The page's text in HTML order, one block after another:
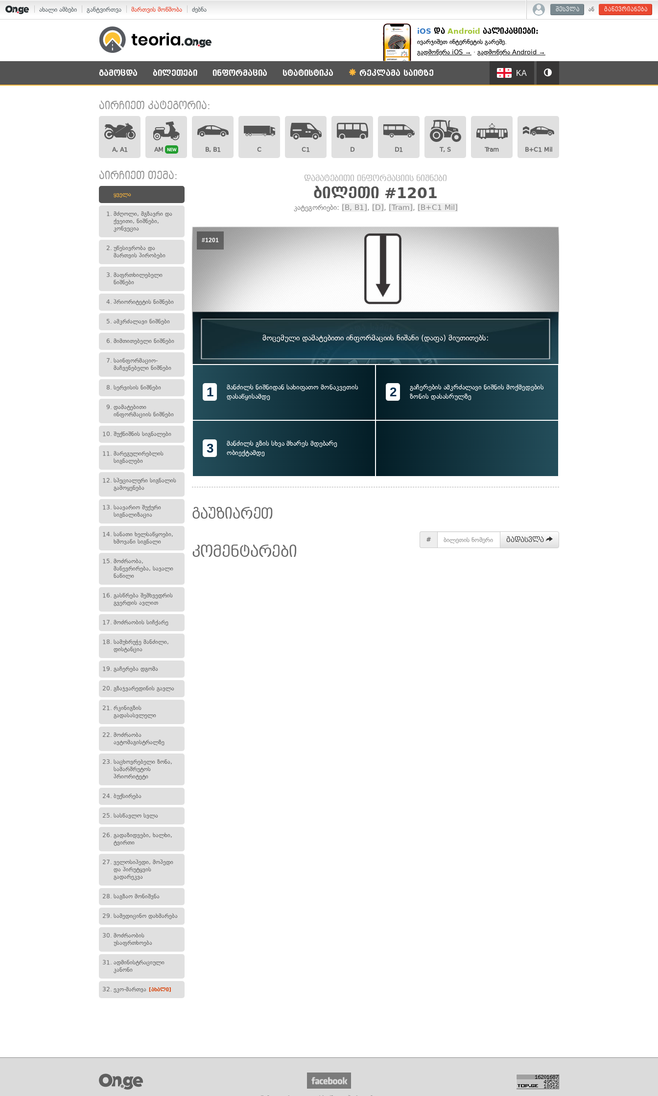
ახალი ამბები განტვირთვა მართვის მოწმობა ძებნა შესვლა ან გაწევრიანება
iOS და Android აპლიკაციები:
ივარჯიშეთ ინტერნეტის გარეშე.
გადმოწერა iOS → · გადმოწერა Android →
გამოცდა ბილეთები ინფორმაცია სტატისტიკა რეკლამა საიტზე KA
აირჩიეთ კატეგორია:
A, A1 AM NEW B, B1 C C1 D D1 T, S Tram B+C1 Mil
აირჩიეთ თემა:
ყველა
1. მძღოლი, მგზავრი და
ქვეითი, ნიშნები,
კონვეცია
2. უწესივრობა და
მართვის პირობები
3. მაფრთხილებელი
ნიშნები
4. პრიორიტეტის ნიშნები
5. ამკრძალავი ნიშნები
6. მიმთითებელი ნიშნები
7. საინფორმაციო-
მაჩვენებელი ნიშნები
8. სერვისის ნიშნები
9. დამატებითი
ინფორმაციის ნიშნები
10. შუქნიშნის სიგნალები
11. მარეგულირებლის
სიგნალები
12. სპეციალური სიგნალის
გამოყენება
13. საავარიო შუქური
სიგნალიზაცია
14. სანათი ხელსაწყოები,
ხმოვანი სიგნალი
15. მოძრაობა,
მანევრირება, სავალი
ნაწილი
16. გასწრება შემხვედრის
გვერდის ავლით
17. მოძრაობის სიჩქარე
18. სამუხრუჭე მანძილი,
დისტანცია
19. გაჩერება დგომა
20. გზაჯვარედინის გავლა
21. რკინიგზის
გადასასვლელი
22. მოძრაობა
ავტომაგისტრალზე
23. საცხოვრებელი ზონა,
სამარშრუტოს
პრიორიტეტი
24. ბუქსირება
25. სასწავლო სვლა
26. გადაზიდვები, ხალხი,
ტვირთი
27. ველოსიპედი, მოპედი
და პირუტყვის
გადარეკვა
28. საგზაო მონიშვნა
29. სამედიცინო დახმარება
30. მოძრაობის
უსაფრთხოება
31. ადმინისტრაციული
კანონი
32. ეკო-მართვა [ახალი]
დამატებითი ინფორმაციის ნიშნები
ბილეთი #1201
კატეგორიები: [B, B1], [D], [Tram], [B+C1 Mil]
#1201
მოცემული დამატებითი ინფორმაციის ნიშანი (დაფა) მიუთითებს:
1
მანძილს ნიშნიდან სახიფათო მონაკვეთის
დასაწყისამდე
2
გაჩერების ამკრძალავი ნიშნის მოქმედების
ზონის დასასრულზე
3
მანძილს გზის სხვა მხარეს მდებარე
ობიექტამდე
# გადასვლა
გაუზიარეთ
კომენტარები